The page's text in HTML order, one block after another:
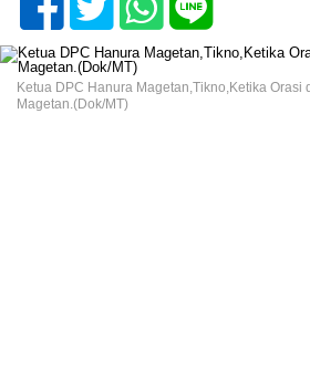
Ketua DPC Hanura Magetan,Tikno,Ketika Orasi
Magetan.(Dok/MT)